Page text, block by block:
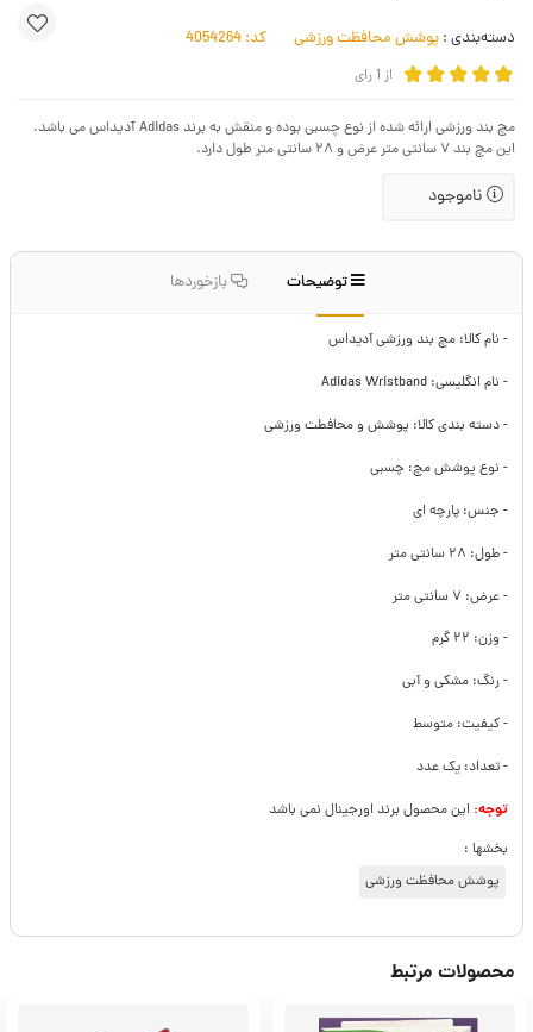
دسته‌بندی : پوشش محافظت ورزشی کد:
از 1رای
مچ بند ورزشی ارائه شده از نوع چسبی بوده و منقش به برند Adidas آدیداس می باشد.
این مچ بند ۷ سانتی متر عرض و ۲۸ سانتی متر طول دارد.
ناموجود
توضیحات بازخوردها
- نام کالا: مچ بند ورزشی آدیداس
- نام انگلیسی: Adidas Wristband
- دسته بندی کالا: پوشش و محافطت ورزشی
- نوع پوشش مچ: چسبی
- جنس: پارچه ای
- طول: ۲۸ سانتی متر
- عرض: ۷ سانتی متر
- وزن: ۲۲ گرم
- رنگ: مشکی و آبی
- کیفیت: متوسط
- تعداد: یک عدد
توجه: این محصول برند اورجینال نمی باشد
بخشها :
پوشش محافظت ورزشی
محصولات مرتبط